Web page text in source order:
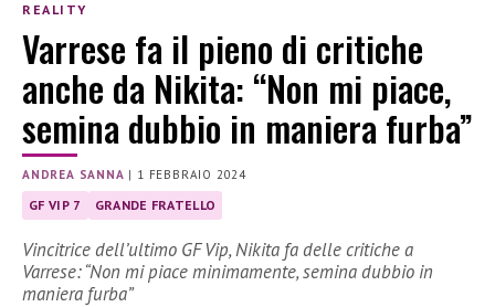
REALITY
Varrese fa il pieno di critiche
anche da Nikita: “Non mi piace,
semina dubbio in maniera furba”
ANDREA SANNA | 1 FEBBRAIO 2024
GF VIP 7 GRANDE FRATELLO
Vincitrice dell’ultimo GF Vip, Nikita fa delle critiche a
Varrese: “Non mi piace minimamente, semina dubbio in
maniera furba”